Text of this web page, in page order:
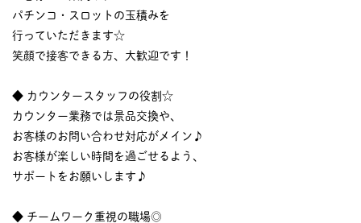
パチンコ・スロットの玉積みを
行っていただきます☆
笑顔で接客できる方、大歓迎です！
◆ カウンタースタッフの役割☆
カウンター業務では景品交換や、
お客様のお問い合わせ対応がメイン♪
お客様が楽しい時間を過ごせるよう、
サポートをお願いします♪
◆ チームワーク重視の職場◎